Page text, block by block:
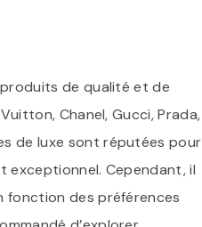
de qualité et de
Chanel, Gucci, Prada,
de luxe sont réputées pour
exceptionnel. Cependant, il
fonction des préférences